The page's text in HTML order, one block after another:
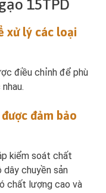
15TPD
xử lý các loại
điều chỉnh để phù
đảm bảo
kiểm soát chất
chuyền sản
chất lượng cao và